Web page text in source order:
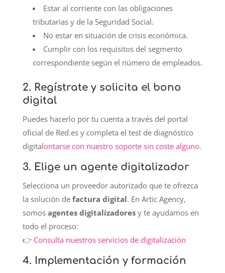
Estar al corriente con las obligaciones
tributarias y de la Seguridad Social.
No estar en situación de crisis económica.
Cumplir con los requisitos del segmento
correspondiente según el número de empleados.
2. Regístrate y solicita el bono
digital
Puedes hacerlo por tu cuenta a través del portal
oficial de Red.es y completa el test de diagnóstico
digitalontarse con nuestro soporte sin coste alguno.
3. Elige un agente digitalizador
Selecciona un proveedor autorizado que te ofrezca
la solución de factura digital. En Artic Agency,
somos agentes digitalizadoresy te ayudamos en
todo el proceso:
👉 Consulta nuestros servicios de digitalización
4. Implementación y formación